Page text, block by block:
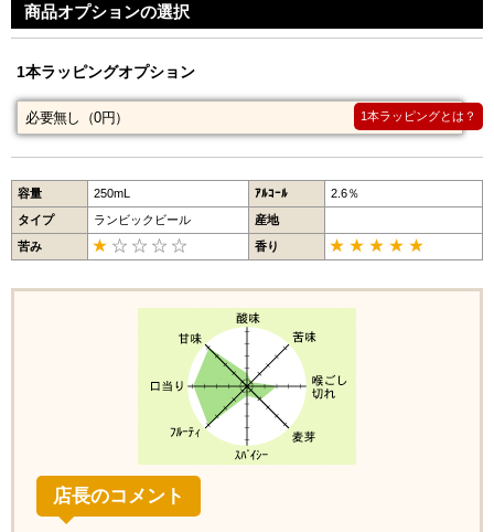
商品オプションの選択
1本ラッピングオプション
1本ラッピングとは？
容量 250mL ｱﾙｺｰﾙ
2.6％
タイプ
ランビックビール
産地
苦み
香り
店長のコメント